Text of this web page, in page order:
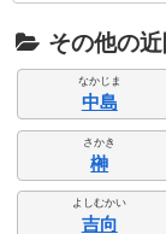
その他の
なかじま
中島
さかき
榊
よしむかい
吉向